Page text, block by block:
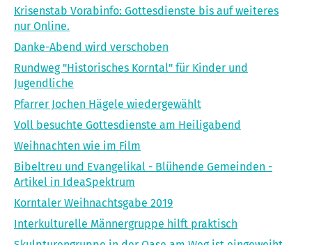
Krisenstab Vorabinfo: Gottesdienste bis auf weiteres
nur Online.
Danke-Abend wird verschoben
Rundweg "Historisches Korntal" für Kinder und
Jugendliche
Pfarrer Jochen Hägele wiedergewählt
Voll besuchte Gottesdienste am Heiligabend
Weihnachten wie im Film
Bibeltreu und Evangelikal - Blühende Gemeinden -
Artikel in IdeaSpektrum
Korntaler Weihnachtsgabe 2019
Interkulturelle Männergruppe hilft praktisch